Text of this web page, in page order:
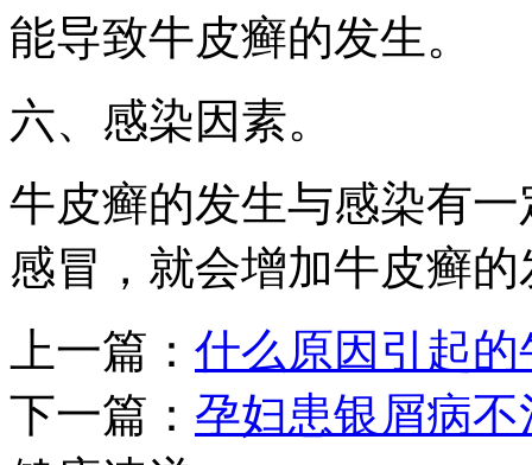
能导致牛皮癣的发生。
六、感染因素。
牛皮癣的发生与感染有
感冒，就会增加牛皮癣
上一篇： 什么原因引起的
下一篇： 孕妇患银屑病